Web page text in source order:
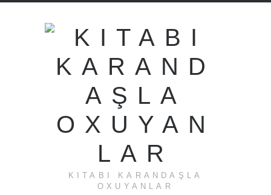
KITABI KARANDAŞLA
OXUYANLAR